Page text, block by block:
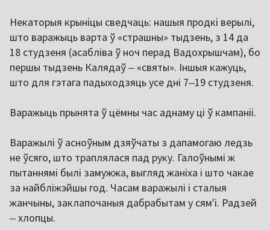
Некаторыя крыніцы сведчаць: нашыя продкі верылі,
што варажыць варта ў «страшны» тыдзень, з 14 да
18 студзеня (асабліва ў ноч перад Вадохрышчам), бо
першы тыдзень Калядаў‒ «святы». Іншыя кажуць,
што для гэтага падыходзяць усе дні 7‒19 студзеня.
Варажыць прынята ў цёмны час аднаму ці ў кампаніі.
Варажылі ў асноўным дзяўчаты з дапамогаю ледзь
не ўсяго, што траплялася пад руку. Галоўнымі ж
пытаннямі былі замужжа, выгляд жаніха і што чакае
за найбліжэйшы год. Часам варажылі і сталыя
жанчыны, заклапочаныя дабрабытам у сям'і. Радзей
‒хлопцы.